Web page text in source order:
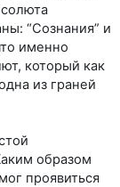
“Сознания” и
именно
который как
из граней
образом
проявиться